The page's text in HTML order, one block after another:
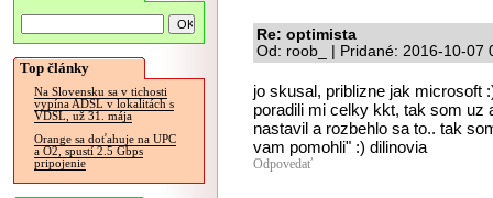
Top články
Na Slovensku sa v tichosti
vypína ADSL v lokalitách s
VDSL, už 31. mája
Orange sa doťahuje na UPC
a O2, spustí 2.5 Gbps
pripojenie
Re: optimista
Od: roob_ | Pridané: 2016-10-07
jo skusal, priblizne jak microsoft
poradili mi celky kkt, tak som uz
nastavil a rozbehlo sa to.. tak
vam pomohli" :) dilinovia
Odpovedať